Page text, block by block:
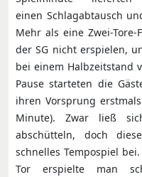
einen Schlagabtausch
Mehr als eine Zwei-
der SG nicht erspielen,
bei einem Halbzeitstand
Pause starteten die
ihren Vorsprung
Minute). Zwar ließ
abschütteln, doch
schnelles Tempospiel
Tor erspielte man